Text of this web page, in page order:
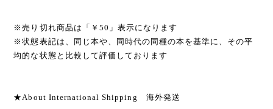
※売り切れ商品は「￥50」表示になります
※状態表記は、同じ本や、同時代の同種の本を基準に、その平
均的な状態と比較して評価しております
★About International Shipping 海外発送